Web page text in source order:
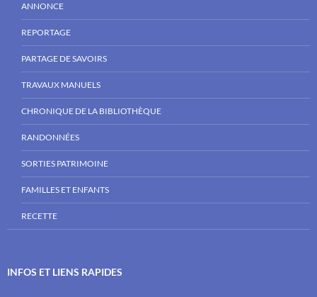
ANNONCE
REPORTAGE
PARTAGE DE SAVOIRS
TRAVAUX MANUELS
CHRONIQUE DE LA BIBLIOTHÈQUE
RANDONNÉES
SORTIES PATRIMOINE
FAMILLES ET ENFANTS
RECETTE
INFOS ET LIENS RAPIDES